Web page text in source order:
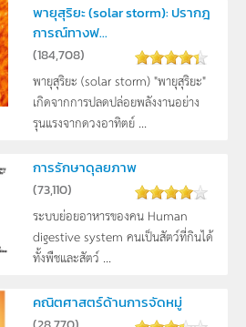
พายุสุริยะ (solar storm): ปรากฎ
การณ์ทางฟ...
(184,708)
พายุสุริยะ (solar storm) "พายุสุริยะ"
เกิดจากการปลดปล่อยพลังงานอย่าง
รุนแรงจากดวงอาทิตย์ ...
การรักษาดุลยภาพ
(73,110)
ระบบย่อยอาหารของคน Human
digestive system คนเป็นสัตว์ที่กินได้
ทั้งพืชและสัตว์ ...
คณิตศาสตร์ด้านการจัดหมู่